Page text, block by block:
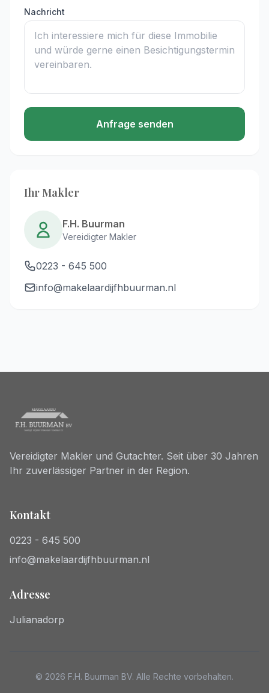
Nachricht
Anfrage senden
Ihr Makler
F.H. Buurman
Vereidigter Makler
0223 - 645 500
info@makelaardijfhbuurman.nl
Vereidigter Makler und Gutachter. Seit über 30 Jahren
Ihr zuverlässiger Partner in der Region.
Kontakt
0223 - 645 500
info@makelaardijfhbuurman.nl
Adresse
Julianadorp
© 2026 F.H. Buurman BV. Alle Rechte vorbehalten.